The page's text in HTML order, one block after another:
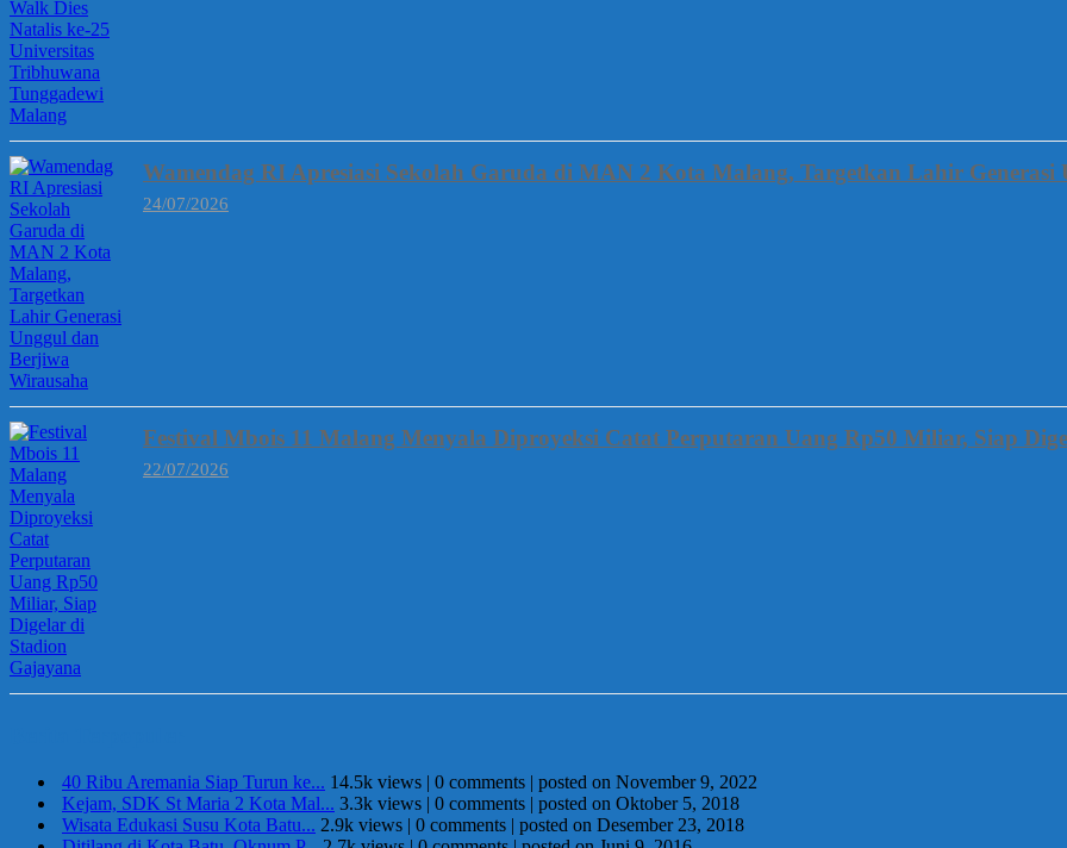
Wamendag RI Apresiasi Sekolah Garuda di MAN 2 Kota Malang, Targetkan Lahir
24/07/2026
Festival Mbois 11 Malang Menyala Diproyeksi Catat Perputaran Uang Rp50 Miliar, Siap
22/07/2026
40 Ribu Aremania Siap Turun ke... 14.5k views | 0 comments | posted on November 9, 2022
Kejam, SDK St Maria 2 Kota Mal... 3.3k views | 0 comments | posted on Oktober 5, 2018
Wisata Edukasi Susu Kota Batu... 2.9k views | 0 comments | posted on Desember 23, 2018